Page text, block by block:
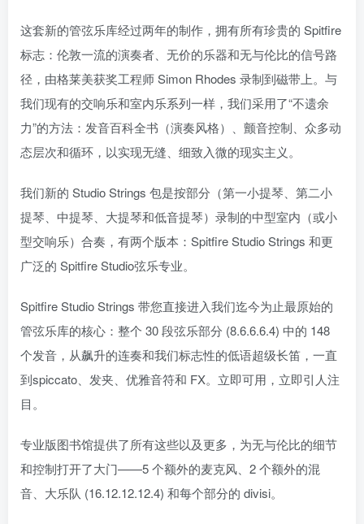
这套新的管弦乐库经过两年的制作，拥有所有珍贵的 Spitfire
标志：伦敦一流的演奏者、无价的乐器和无与伦比的信号路
径，由格莱美获奖工程师 Simon Rhodes 录制到磁带上。与
我们现有的交响乐和室内乐系列一样，我们采用了“不遗余
力”的方法：发音百科全书（演奏风格）、颤音控制、众多动
态层次和循环，以实现无缝、细致入微的现实主义。
我们新的 Studio Strings 包是按部分（第一小提琴、第二小
提琴、中提琴、大提琴和低音提琴）录制的中型室内（或小
型交响乐）合奏，有两个版本：Spitfire Studio Strings 和更
广泛的 Spitfire Studio弦乐专业。
Spitfire Studio Strings 带您直接进入我们迄今为止最原始的
管弦乐库的核心：整个 30 段弦乐部分 (8.6.6.6.4) 中的 148
个发音，从飙升的连奏和我们标志性的低语超级长笛，一直
到spiccato、发夹、优雅音符和 FX。立即可用，立即引人注
目。
专业版图书馆提供了所有这些以及更多，为无与伦比的细节
和控制打开了大门——5 个额外的麦克风、2 个额外的混
音、大乐队 (16.12.12.12.4) 和每个部分的 divisi。